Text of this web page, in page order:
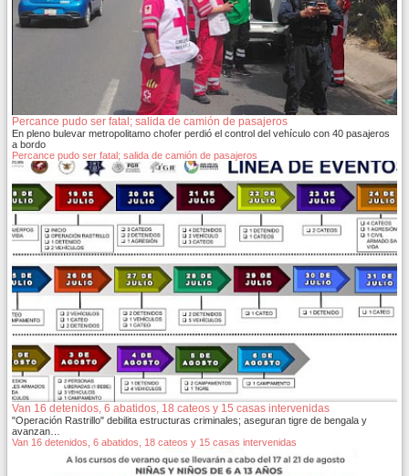
Percance pudo ser fatal; salida de camión de pasajeros
En pleno bulevar metropolitamo chofer perdió el control del vehículo con 40 pasajeros
a bordo
Percance pudo ser fatal; salida de camión de pasajeros
Van 16 detenidos, 6 abatidos, 18 cateos y 15 casas intervenidas
"Operación Rastrillo" debilita estructuras criminales; aseguran tigre de bengala y
avanzan…
Van 16 detenidos, 6 abatidos, 18 cateos y 15 casas intervenidas